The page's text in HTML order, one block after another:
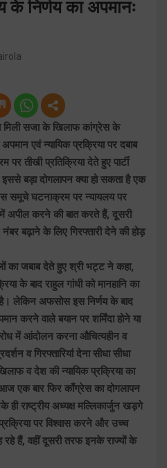
के निर्णय का अपमानः
मिली सजा के खिलाफ कांग्रेस के
एवं न्यायिक प्रक्रिया पर दबाब
तीखी प्रतिक्रिया देते हुए पार्टी
बड़ा दोगलापन क्या हो सकता है एक
समूचे घटनाक्रम पर न्यायलय पर
अपील करने की बात करते हैं, दूसरी
बढ़ाने के लिए गिरफ्तारी देने की होड़
का जबाब देते हुए श्री भट्ट ने कहा,
के बाद राहुल गांधी को मानहानि का
है। लेकिन अफसोस इस निर्णय के बाद
करने वाले बयान पर शर्मिंदा होने या
में आंदोलन करना औचित्यहीन व
व गिरफ्तारियां देना सीधा सीधा
व देश की न्यायिक प्रक्रिया का
एक बार फिर काँग्रेस का दोगलापन
राष्ट्रीय अध्यक्ष मल्लिकार्जुन खड़गे
पर विश्वास करने और उच्च
हैं, वहीं दूसरी तरफ इनके राज्यों के